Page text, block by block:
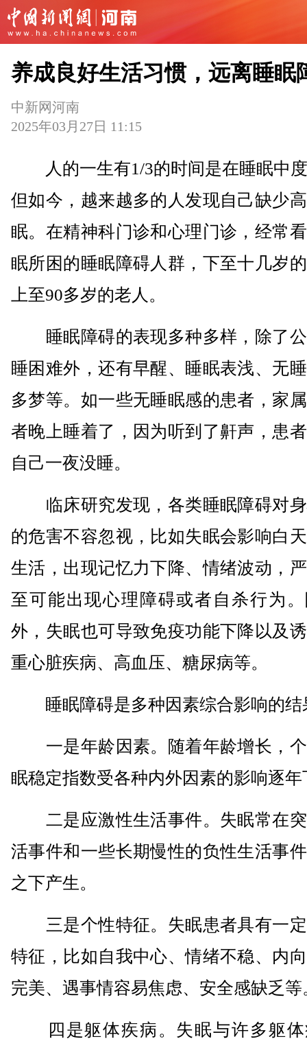
养成良好生活习惯，远离睡眠
中新网河南
2025年03月27日 11:15
人的一生有1/3的时间是在睡眠中
但如今，越来越多的人发现自己缺少
眠。在精神科门诊和心理门诊，经常
眠所困的睡眠障碍人群，下至十几岁
上至90多岁的老人。
睡眠障碍的表现多种多样，除了
睡困难外，还有早醒、睡眠表浅、无
多梦等。如一些无睡眠感的患者，家
者晚上睡着了，因为听到了鼾声，患
自己一夜没睡。
临床研究发现，各类睡眠障碍对
的危害不容忽视，比如失眠会影响白
生活，出现记忆力下降、情绪波动，
至可能出现心理障碍或者自杀行为
外，失眠也可导致免疫功能下降以及
重心脏疾病、高血压、糖尿病等。
睡眠障碍是多种因素综合影响的结
一是年龄因素。随着年龄增长，
眠稳定指数受各种内外因素的影响逐年
二是应激性生活事件。失眠常在
活事件和一些长期慢性的负性生活事
之下产生。
三是个性特征。失眠患者具有一
特征，比如自我中心、情绪不稳、内
完美、遇事情容易焦虑、安全感缺乏等
四是躯体疾病。失眠与许多躯体